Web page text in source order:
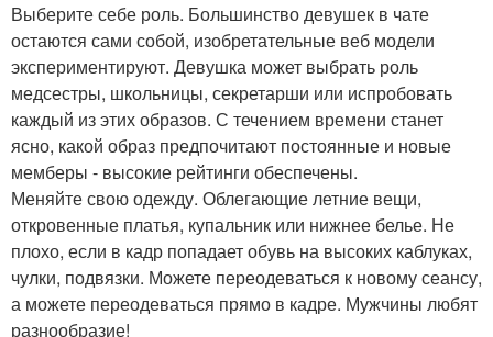
Выберите себе роль. Большинство девушек в чате
остаются сами собой, изобретательные веб модели
экспериментируют. Девушка может выбрать роль
медсестры, школьницы, секретарши или испробовать
каждый из этих образов. С течением времени станет
ясно, какой образ предпочитают постоянные и новые
мемберы - высокие рейтинги обеспечены.
Меняйте свою одежду. Облегающие летние вещи,
откровенные платья, купальник или нижнее белье. Не
плохо, если в кадр попадает обувь на высоких каблуках,
чулки, подвязки. Можете переодеваться к новому сеансу,
а можете переодеваться прямо в кадре. Мужчины любят
разнообразие!